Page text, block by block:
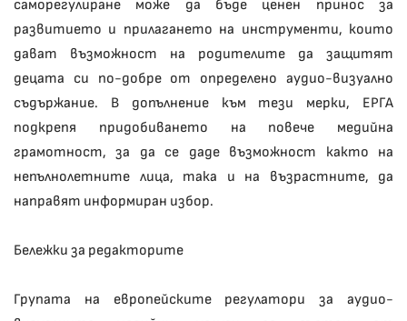
саморегулиране може да бъде ценен принос за
развитието и прилагането на инструменти, които
дават възможност на родителите да защитят
децата си по-добре от определено аудио-визуално
съдържание. В допълнение към тези мерки, ЕРГА
подкрепя придобиването на повече медийна
грамотност, за да се даде възможност както на
непълнолетните лица, така и на възрастните, да
направят информиран избор.
Бележки за редакторите
Групата на европейските регулатори за аудио-